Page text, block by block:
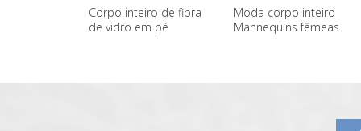
Corpo inteiro de fibra
de vidro em pé
Moda corpo inteiro
Mannequins fêmeas